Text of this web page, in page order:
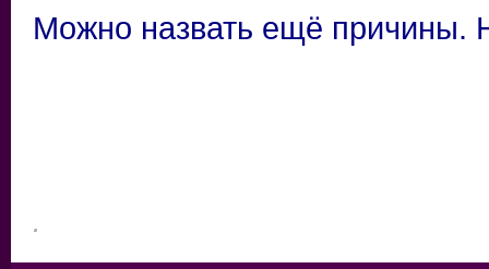
Можно назвать ещё причины.
.